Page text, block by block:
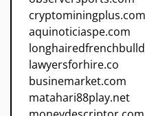
cryptominingplus.com
aquinoticiaspe.com
lawyersforhire.co
businemarket.com
matahari88play.net